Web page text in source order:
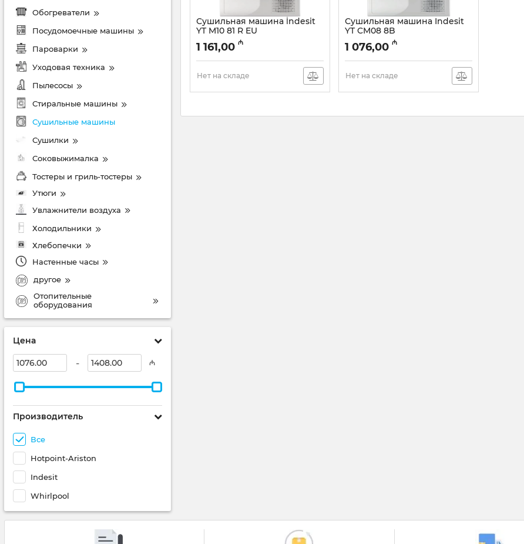
Обогреватели
Посудомоечные машины
Пароварки
Уходовая техника
Пылесосы
Стиральные машины
Сушильные машины
Сушилки
Соковыжималка
Тостеры и гриль-тостеры
Утюги
Увлажнители воздуха
Холодильники
Хлебопечки
Настенные часы
другое
Отопительные
оборудования
Цена
- ₼
Производитель
Все
Hotpoint-Ariston
Indesit
Whirlpool
Сушильная машина İndesit
YT M10 81 R EU
Артикул: 005054463
1 161,00 ₼
Нет на складе
Сушильная машина Indesit
YT CM08 8B
Артикул: 005054462
1 076,00 ₼
Нет на складе